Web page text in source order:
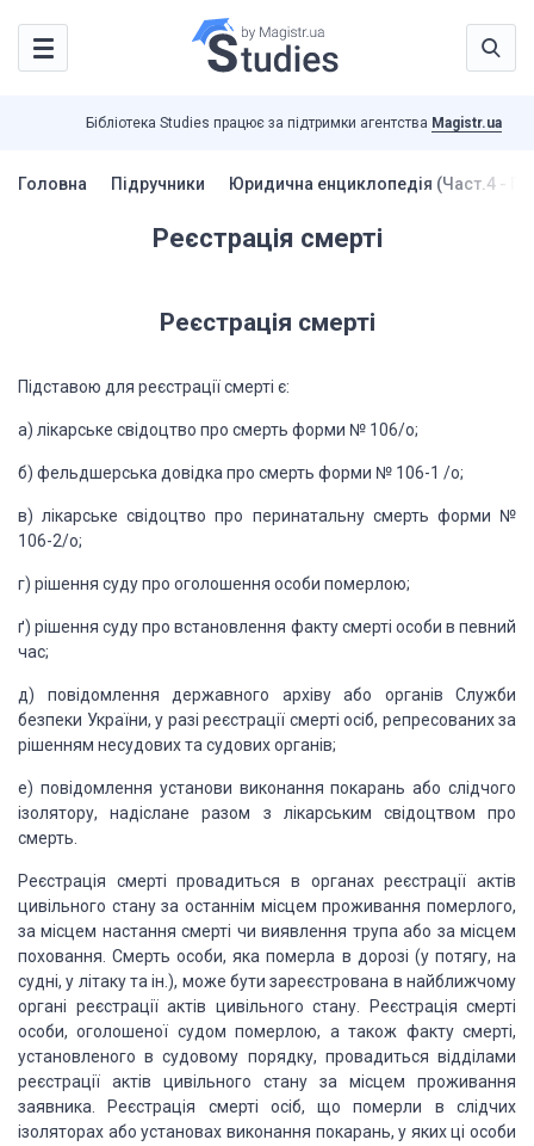
Бібліотека Studies працює за підтримки агентства Magistr.ua
Головна Підручники Юридична енциклопедія (Част.4 -
Реєстрація смерті
Реєстрація смерті
Підставою для реєстрації смерті є:
а) лікарське свідоцтво про смерть форми № 106/о;
б) фельдшерська довідка про смерть форми № 106-1 /о;
в) лікарське свідоцтво про перинатальну смерть форми №
106-2/о;
г) рішення суду про оголошення особи померлою;
ґ) рішення суду про встановлення факту смерті особи в певний
час;
д) повідомлення державного архіву або органів Служби
безпеки України, у разі реєстрації смерті осіб, репресованих за
рішенням несудових та судових органів;
е) повідомлення установи виконання покарань або слідчого
ізолятору, надіслане разом з лікарським свідоцтвом про
смерть.
Реєстрація смерті провадиться в органахреєстрації актів
цивільного стану за останнім місцем проживання померлого,
за місцем настання смерті чи виявлення трупа або за місцем
поховання. Смерть особи, яка померла в дорозі (у потягу, на
судні, у літаку та ін.), може бути зареєстрована в найближчому
органі реєстрації актів цивільного стану.
Реєстрація смерті
особи, оголошеної судом померлою, а також факту смерті,
установленого в судовому порядку, провадиться відділами
реєстрації актів цивільного стану за місцем проживання
заявника. Реєстрація смерті осіб, що померли в слідчих
ізоляторах або установах виконання покарань, у яких ці особи